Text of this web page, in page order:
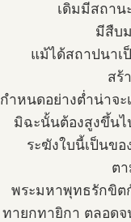
เดิมมีสถาน
มีสืบ
แม้ได้สถาปนาเ
สร้
กำหนดอย่างต่ำน่าจะ
มิฉะนั้นต้องสูงขึ้น
ระฆังใบนี้เป็นข
ต
พระมหาพุทธรักขิต
ทายกทายิกา ตลอดจ